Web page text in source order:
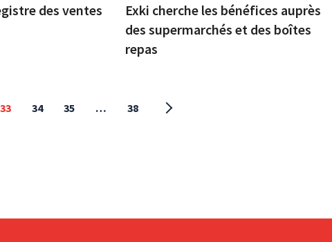
des ventes
Exki cherche les bénéfices auprès
des supermarchés et des boîtes
repas
33 34 35 … 38